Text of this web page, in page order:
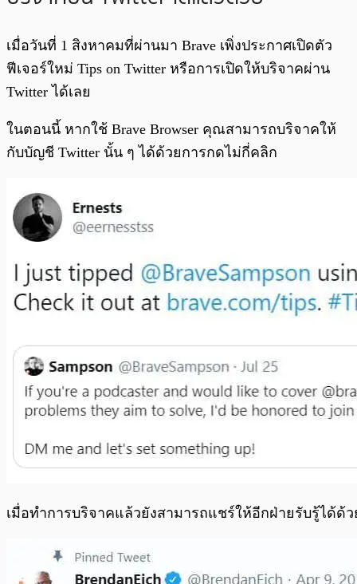
เมื่อวันที่ 1 สิงหาคมที่ผ่านมา Brave เพิ่งประกาศเปิดตัว
ฟีเจอร์ใหม่ Tips on Twitter หรือการเปิดให้บริจาคผ่าน
Twitter ได้เลย
ในตอนนี้ หากใช้ Brave Browser คุณสามารถบริจาคให้
กับบัญชี Twitter นั้น ๆ ได้ด้วยการกดไม่กี่คลิก
เมื่อทำการบริจาคแล้วยังสามารถแชร์ให้อีกฝ่ายรับรู้ได้ด้ว